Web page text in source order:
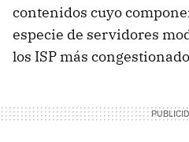
contenidos cuyo
especie de servidores
los ISP más